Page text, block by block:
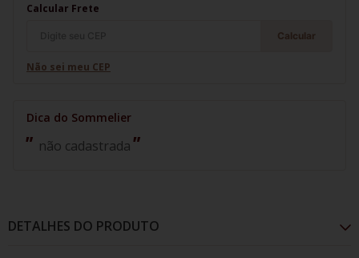
Calcular Frete
Calcular
Não sei meu CEP
não cadastrada
DETALHES DO PRODUTO